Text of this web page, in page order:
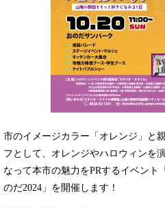
市のイメージカラー「オレンジ」と
フとして、オレンジやハロウィンを
なって本市の魅力をPRするイベント
のだ2024」を開催します！